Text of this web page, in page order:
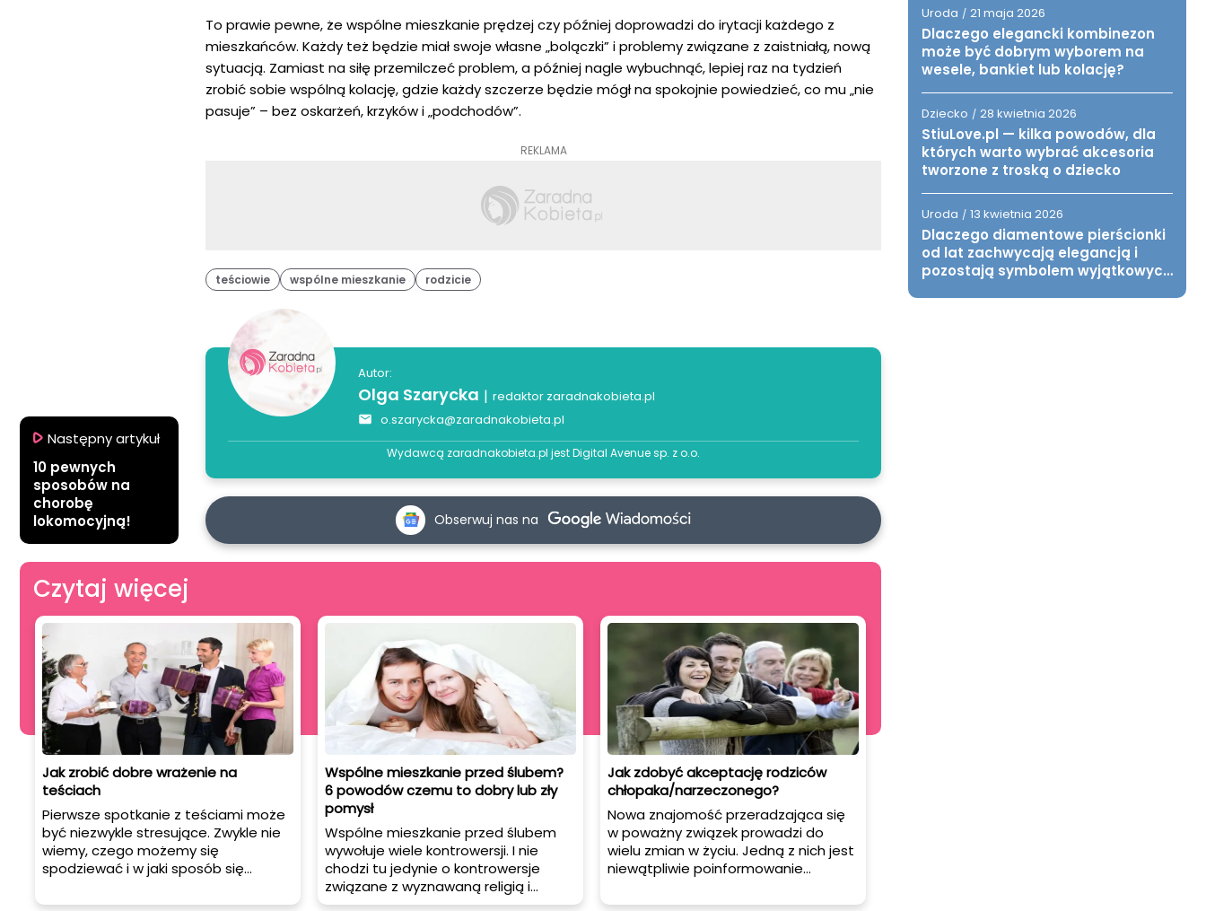
To prawie pewne, że wspólne mieszkanie prędzej czy później doprowadzi do irytacji każdego z
mieszkańców. Każdy też będzie miał swoje własne „bolączki” i problemy związane z zaistniałą, nową
sytuacją. Zamiast na siłę przemilczeć problem, a później nagle wybuchnąć, lepiej raz na tydzień
zrobić sobie wspólną kolację, gdzie każdy szczerze będzie mógł na spokojnie powiedzieć, co mu „nie
pasuje” – bez oskarżeń, krzyków i „podchodów”.
REKLAMA
teściowie wspólne mieszkanie rodzicie
Autor:
Olga Szarycka | redaktor zaradnakobieta.pl
o.szarycka@zaradnakobieta.pl
Wydawcą zaradnakobieta.pl jestDigital Avenue sp. z o.o.
Obserwuj nas na
Następny artykuł
10 pewnych
sposobów na
chorobę
lokomocyjną!
Czytaj więcej
Jak zrobić dobre wrażenie na
teściach
Pierwsze spotkanie z teściami może
być niezwykle stresujące. Zwykle nie
wiemy, czego możemy się
spodziewać i w jaki sposób się
trudno tak naprawdę przewidzieć,
Wspólne mieszkanie przed ślubem?
6 powodów czemu to dobry lub zły
pomysł
Wspólne mieszkanie przed ślubem
wywołuje wiele kontrowersji. I nie
chodzi tu jedynie o kontrowersje
związane z wyznawaną religią i
etyką, która z tego wypływa.
Jak zdobyć akceptację rodziców
chłopaka/narzeczonego?
Nowa znajomość przeradzająca się
w poważny związek prowadzi do
wielu zmian w życiu. Jedną z nich jest
niewątpliwie poinformowanie
co w pewnym momencie nadchodzi
Uroda / 21 maja 2026
Dlaczego elegancki kombinezon
może być dobrym wyborem na
wesele, bankiet lub kolację?
Dziecko / 28 kwietnia 2026
StiuLove.pl — kilka powodów, dla
których warto wybrać akcesoria
tworzone z troską o dziecko
Uroda / 13 kwietnia 2026
Dlaczego diamentowe pierścionki
od lat zachwycają elegancją i
pozostają symbolem wyjątkowych